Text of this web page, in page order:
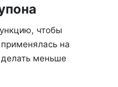
чтобы
на
меньше